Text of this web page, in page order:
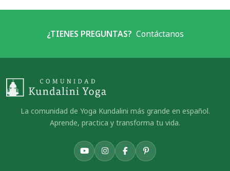
¿TIENES PREGUNTAS? Contáctanos
La comunidad de Yoga Kundalini más grande en español.
Aprende, practica y transforma tu vida.